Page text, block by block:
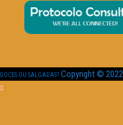
DOCES OU SALGADAS? Copyright © 2022